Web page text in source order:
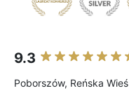
9.3
Poborszów, Reńska Wieś